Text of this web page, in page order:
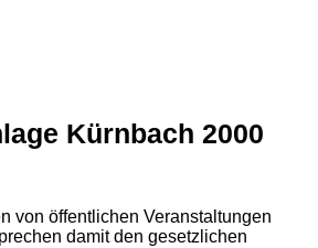
5
Kürnbach 2000
von öffentlichen Veranstaltungen
damit den gesetzlichen